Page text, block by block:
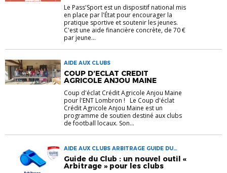
Le Pass'Sport est un dispositif national mis
en place par l'État pour encourager la
pratique sportive et soutenir les jeunes.
C'est une aide financière concrète, de 70 €
par jeune...
AIDE AUX CLUBS
COUP D’ECLAT CREDIT
AGRICOLE ANJOU MAINE
Coup d'éclat Crédit Agricole Anjou Maine
pour l'ENT Lombron ! Le Coup d'éclat
Crédit Agricole Anjou Maine est un
programme de soutien destiné aux clubs
de football locaux. Son...
AIDE AUX CLUBS ARBITRAGE GUIDE DU
CLUB
Guide du Club : un nouvel outil «
Arbitrage » pour les clubs